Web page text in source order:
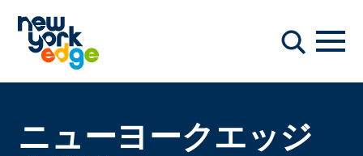
検索
ナ
ニューヨークエッジ